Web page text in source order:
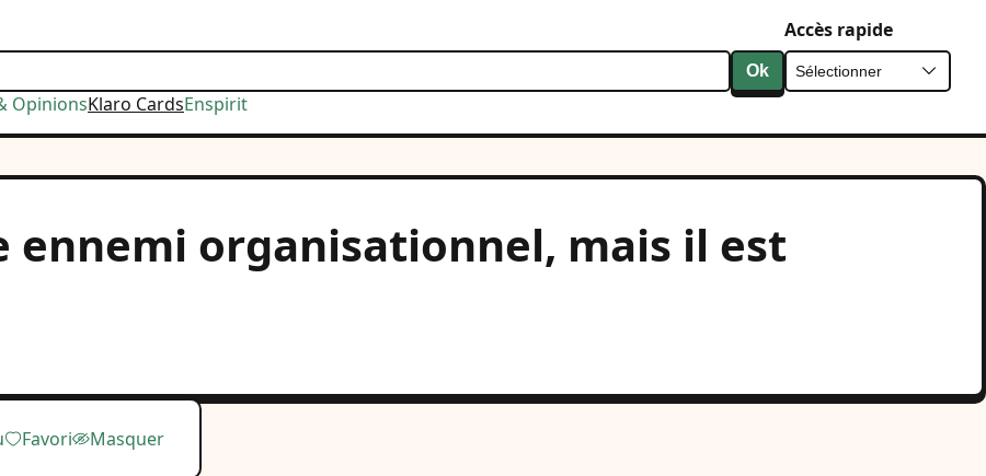
OpinionsKlaro CardsEnspirit
Ok
Accès rapide
ennemi organisationnel, mais il est
Favori Masquer